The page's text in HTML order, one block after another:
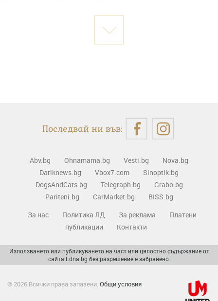
Последвай ни във:
Abv.bg Ohnamama.bg Vesti.bg
Nova.bg
Dariknews.bg
Vbox7.com
Sinoptik.bg
DogsAndCats.bg
Telegraph.bg
Grabo.bg
Pariteni.bg
CarMarket.bg
BISS.bg
За нас
Политика ЛД За реклама
Платени
публикации
Контакти
Използването или публикуването на част или цялостно съдържание от
сайта Edna.bg без разрешение е забранено.
© 2026 Всички права запазени. Общи условия